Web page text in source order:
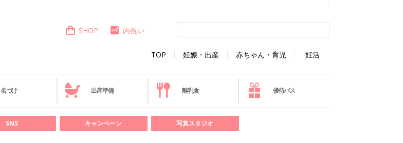
TOP 妊娠・出産 赤ちゃん・育児 妊活
SHOP 内祝い
名づけ 出産準備 離乳食 優待パス
SNS キャンペーン 写真スタジオ